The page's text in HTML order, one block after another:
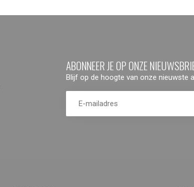
ABONNEER JE OP ONZE
Blijf op de hoogte van onze nieuwste